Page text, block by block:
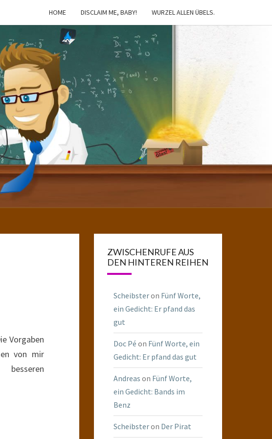
HOME DISCLAIM ME, BABY! WURZEL ALLEN ÜBELS.
In
Vorgaben
von mir
ZWISCHENRUFE AUS
DEN HINTEREN REIHEN
Scheibsteron Fünf Worte,
ein Gedicht: Er pfand das
gut
Doc Pé on Fünf Worte, ein
Gedicht: Er pfand das gut
Andreas on Fünf Worte,
ein Gedicht: Bands im
Benz
Scheibsteron Der Pirat